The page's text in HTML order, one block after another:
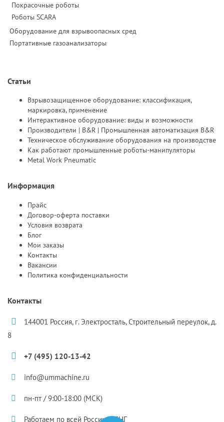
Покрасочные роботы
Роботы SCARA
Оборудование для взрывоопасных сред
Портативные газоанализаторы
Статьи
Взрывозащищенное оборудование: классификация,
маркировка, применение
Интерактивное оборудование: виды и возможности
Производители | B&R | Промышленная автоматизация B&R
Техническое обслуживание оборудования на производстве
Как работают промышленные роботы-манипуляторы
Metal Work Pneumatic
Информация
Прайс
Договор-оферта поставки
Условия возврата
Блог
Мои заказы
Контакты
Вакансии
Политика конфиденциальности
Контакты
144001 Россия, г. Электросталь, Строительный переулок, д.
8
+7 (495) 120-13-42
info@ummachine.ru
пн-пт / 9:00-18:00 (МСК)
Работаем по всей России и СНГ